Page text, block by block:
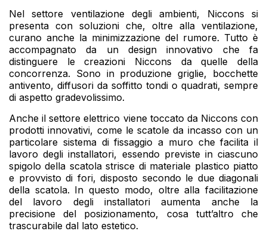
Nel settore ventilazione degli ambienti, Niccons si
presenta con soluzioni che, oltre alla ventilazione,
curano anche la minimizzazione del rumore. Tutto è
accompagnato da un design innovativo che fa
distinguere le creazioni Niccons da quelle della
concorrenza. Sono in produzione griglie, bocchette
antivento, diffusori da soffitto tondi o quadrati, sempre
di aspetto gradevolissimo.
Anche il settore elettrico viene toccato da Niccons con
prodotti innovativi, come le scatole da incasso con un
particolare sistema di fissaggio a muro che facilita il
lavoro degli installatori, essendo previste in ciascuno
spigolo della scatola strisce di materiale plastico piatto
e provvisto di fori, disposto secondo le due diagonali
della scatola. In questo modo, oltre alla facilitazione
del lavoro degli installatori aumenta anche la
precisione del posizionamento, cosa tutt’altro che
trascurabile dal lato estetico.